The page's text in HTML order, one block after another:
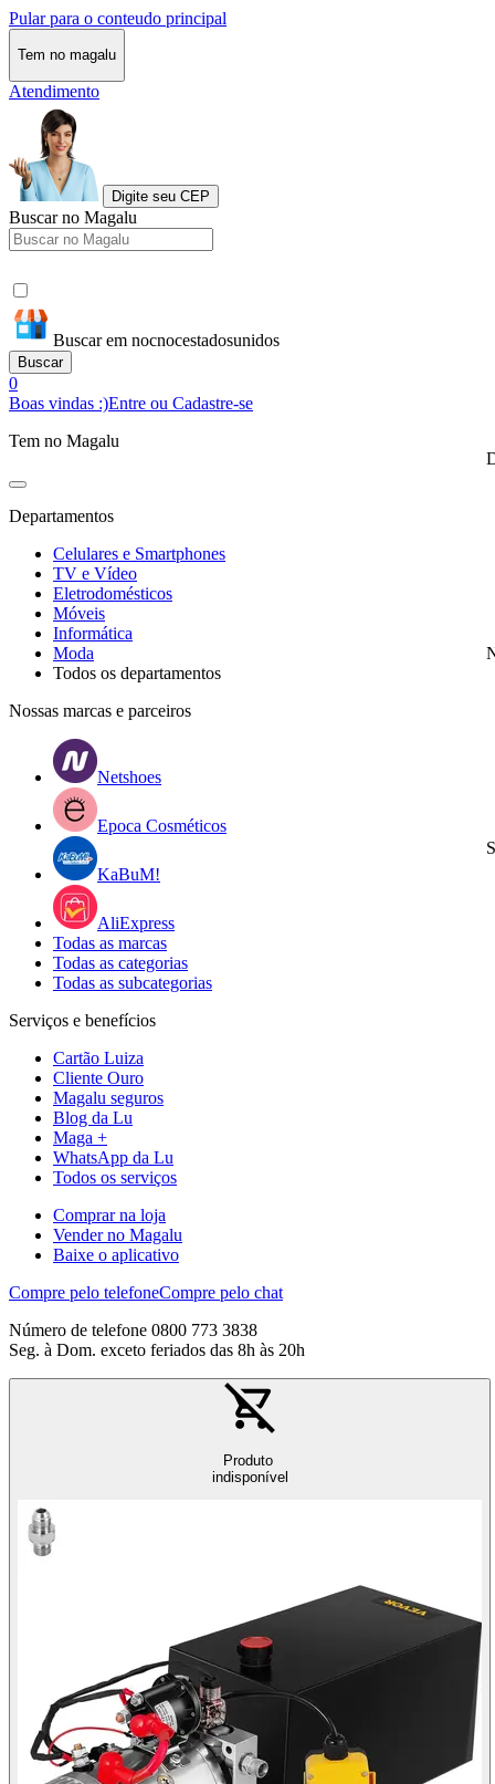
Pular para o conteudo principal
Tem no magalu
Atendimento
Digite seu CEP
Buscar no Magalu
Buscar em nocnocestadosunidos
Buscar
0
Boas vindas :)Entre ou Cadastre-se
Tem no Magalu
Departamentos
Celulares e Smartphones
TV e Vídeo
Eletrodomésticos
Móveis
Informática
Moda
Todos os departamentos
Nossas marcas e parceiros
Netshoes
Epoca Cosméticos
KaBuM!
AliExpress
Todas as marcas
Todas as categorias
Todas as subcategorias
Serviços e benefícios
Cartão Luiza
Cliente Ouro
Magalu seguros
Blog da Lu
Maga +
WhatsApp da Lu
Todos os serviços
Comprar na loja
Vender no Magalu
Baixe o aplicativo
Compre pelo telefoneCompre pelo chat
Número de telefone 0800 773 3838
Seg. à Dom. exceto feriados das 8h às 20h
Produto
indisponível